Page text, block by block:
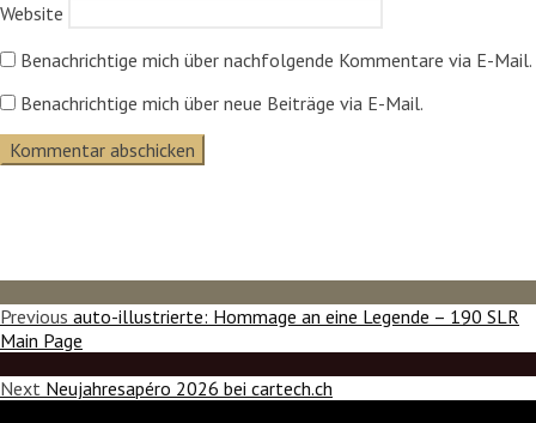
Website
Benachrichtige mich über nachfolgende Kommentare via E-Mail.
Benachrichtige mich über neue Beiträge via E-Mail.
Previous auto-illustrierte: Hommage an eine Legende – 190 SLR
Main Page
Next Neujahresapéro 2026 bei cartech.ch